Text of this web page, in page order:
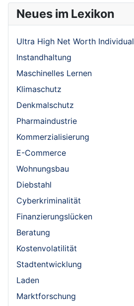
Neues im Lexikon
Ultra High Net Worth Individual
Instandhaltung
Maschinelles Lernen
Klimaschutz
Denkmalschutz
Pharmaindustrie
Kommerzialisierung
E-Commerce
Wohnungsbau
Diebstahl
Cyberkriminalität
Finanzierungslücken
Beratung
Kostenvolatilität
Stadtentwicklung
Laden
Marktforschung